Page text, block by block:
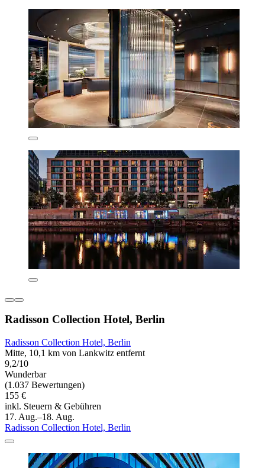
Radisson Collection Hotel, Berlin
Radisson Collection Hotel, Berlin
Mitte, 10,1 km von Lankwitz entfernt
9,2/10
Wunderbar
(1.037 Bewertungen)
155 €
inkl. Steuern & Gebühren
17. Aug.–18. Aug.
Radisson Collection Hotel, Berlin